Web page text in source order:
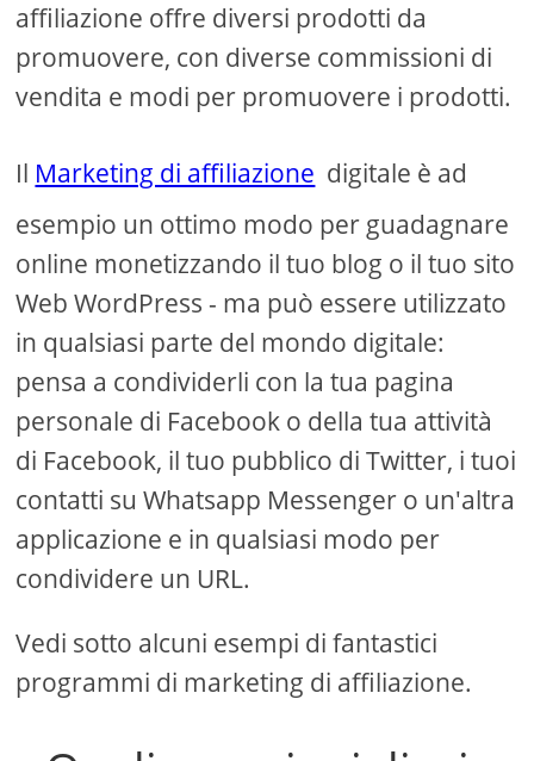
affiliazione offre diversi prodotti da
promuovere, con diverse commissioni di
vendita e modi per promuovere i prodotti.
Il Marketing di affiliazione digitale è ad
esempio un ottimo modo per guadagnare
online monetizzando il tuo blog o il tuo sito
Web WordPress - ma può essere utilizzato
in qualsiasi parte del mondo digitale:
pensa a condividerli con la tua pagina
personale di Facebook o della tua attività
di Facebook, il tuo pubblico di Twitter, i tuoi
contatti su Whatsapp Messenger o un'altra
applicazione e in qualsiasi modo per
condividere un URL.
Vedi sotto alcuni esempi di fantastici
programmi di marketing di affiliazione.